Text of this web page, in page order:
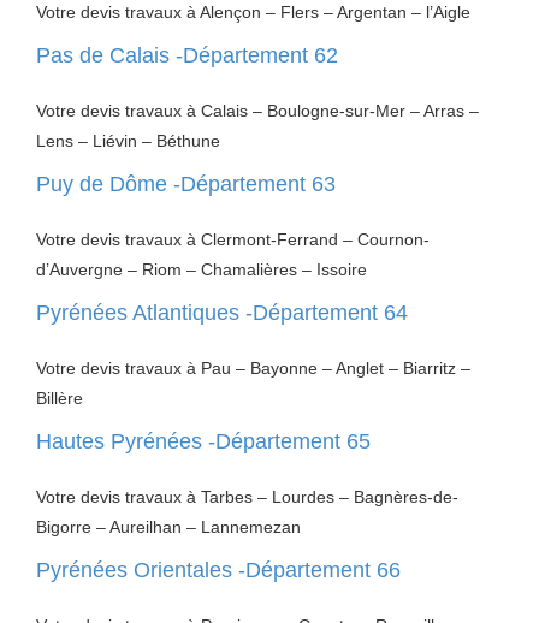
Votre devis travaux à Alençon – Flers – Argentan – l’Aigle
Pas de Calais -Département 62
Votre devis travaux à Calais – Boulogne-sur-Mer – Arras –
Lens – Liévin – Béthune
Puy de Dôme -Département 63
Votre devis travaux à Clermont-Ferrand – Cournon-
d’Auvergne – Riom – Chamalières – Issoire
Pyrénées Atlantiques -Département 64
Votre devis travaux à Pau – Bayonne – Anglet – Biarritz –
Billère
Hautes Pyrénées -Département 65
Votre devis travaux à Tarbes – Lourdes – Bagnères-de-
Bigorre – Aureilhan – Lannemezan
Pyrénées Orientales -Département 66